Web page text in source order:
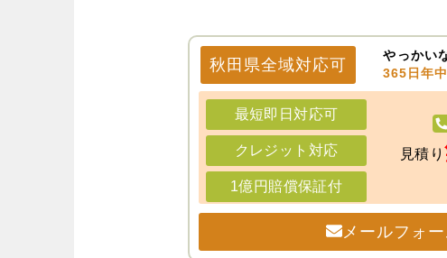
秋田県全域対応可
やっかい
365日年
最短即日対応可
クレジット対応
1億円賠償保証付
見積り
メールフォ